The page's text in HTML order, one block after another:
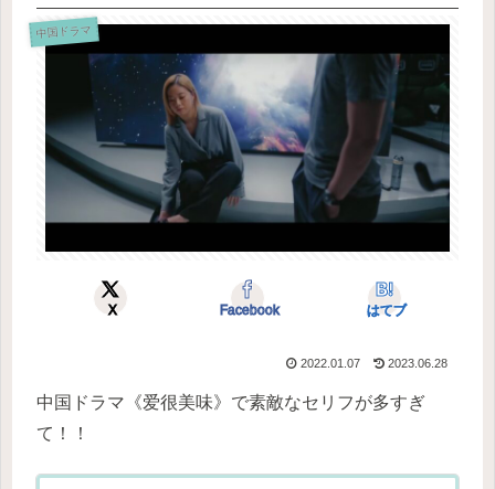
中国ドラマ
X Facebook はてブ
2022.01.07 2023.06.28
中国ドラマ《爱很美味》で素敵なセリフが多すぎ
て！！